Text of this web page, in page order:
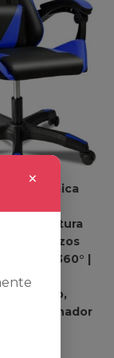
Ergonómica
| Altura
Ruedas 360° |
Ordenador
×